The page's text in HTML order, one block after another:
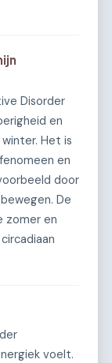
Disorder
en
Het is
en
door
De
zomer en
voelt.